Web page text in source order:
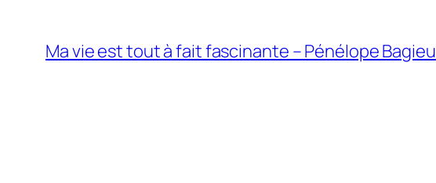
contenu
Ma vie est tout à fait fascinante – Pénélope Bagieu